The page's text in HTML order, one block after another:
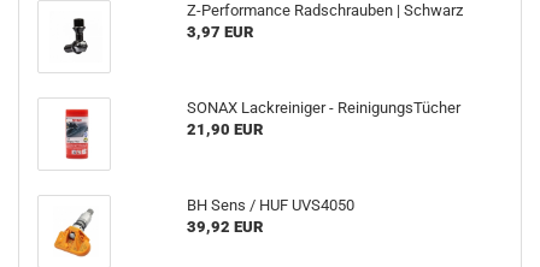
Z-​Performance Rad­schrau­ben | Schwarz
3,97 EUR
SONAX Lack­rei­ni­ger - Rei­ni­gungs­Tü­cher
21,90 EUR
BH Sens / HUF UVS4050
39,92 EUR